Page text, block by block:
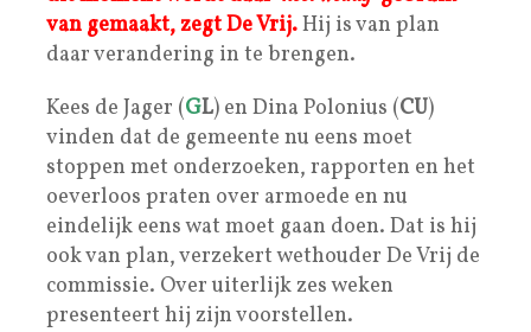
van gemaakt, zegt De Vrij.Hij is van plan
daar verandering in te brengen.
Kees de Jager (GL) en Dina Polonius (CU)
vinden dat de gemeente nu eens moet
stoppen met onderzoeken, rapporten en het
oeverloos praten over armoede en nu
eindelijk eens wat moet gaan doen. Dat is hij
ook van plan, verzekert wethouder De Vrij de
commissie. Over uiterlijk zes weken
presenteert hij zijn voorstellen.